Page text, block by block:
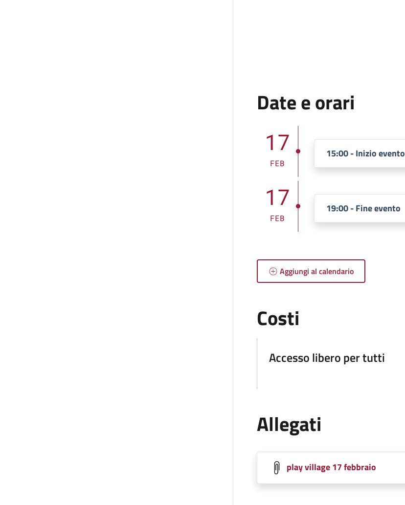
Date e orari
17
FEB
15:00 - Inizio evento
17
FEB
19:00 - Fine evento
Aggiungi al calendario
Costi
Accesso libero per tutti
Allegati
play village 17 febbraio